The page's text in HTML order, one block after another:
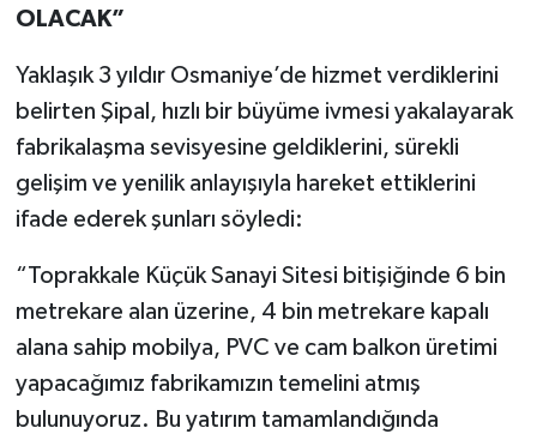
OLACAK”
Yaklaşık 3 yıldır Osmaniye’de hizmet verdiklerini
belirten Şipal, hızlı bir büyüme ivmesi yakalayarak
fabrikalaşma sevisyesine geldiklerini, sürekli
gelişim ve yenilik anlayışıyla hareket ettiklerini
ifade ederek şunları söyledi:
“Toprakkale Küçük Sanayi Sitesi bitişiğinde 6 bin
metrekare alan üzerine, 4 bin metrekare kapalı
alana sahip mobilya, PVC ve cam balkon üretimi
yapacağımız fabrikamızın temelini atmış
bulunuyoruz. Bu yatırım tamamlandığında